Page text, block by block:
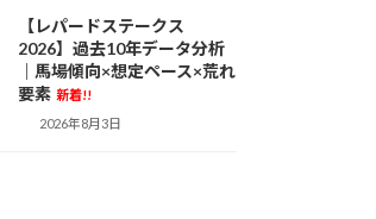
【レパードステークス
2026】過去10年データ分析
｜馬場傾向×想定ペース×荒れ
要素 新着!!
2026年8月3日